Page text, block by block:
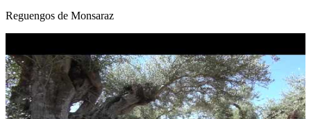
Reguengos de Monsaraz